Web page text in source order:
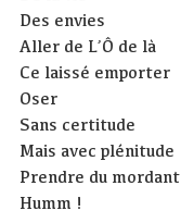
Des envies
Aller de L’Ô de là
Ce laissé emporter
Oser
Sans certitude
Mais avec plénitude
Prendre du mordant
Humm !